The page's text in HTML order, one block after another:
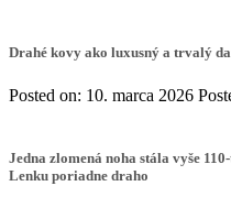
Drahé kovy ako luxusný a trvalý
Posted on: 10. marca 2026
Jedna zlomená noha stála vyše
Lenku poriadne draho